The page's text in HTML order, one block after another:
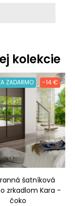
kolekcie
ZADARMO -14 €
šatníková
zrkadlom Kara -
čoko
›